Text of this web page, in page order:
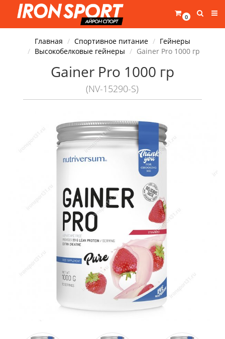
0
Главная Спортивное питание
Гейнеры
Высокобелковые гейнеры
Gainer Pro 1000 гр
Gainer Pro 1000 гр
(NV-15290-S)